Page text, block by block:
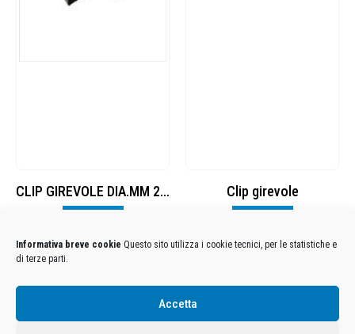
Informativa breve cookie Questo sito utilizza i cookie tecnici, per le statistiche e
di terze parti.
Accetta
CLIP GIREVOLE DIA.MM 25 NYLON Clip girevole
Condizioni Generali di Utilizzo-Cookies-Privacy